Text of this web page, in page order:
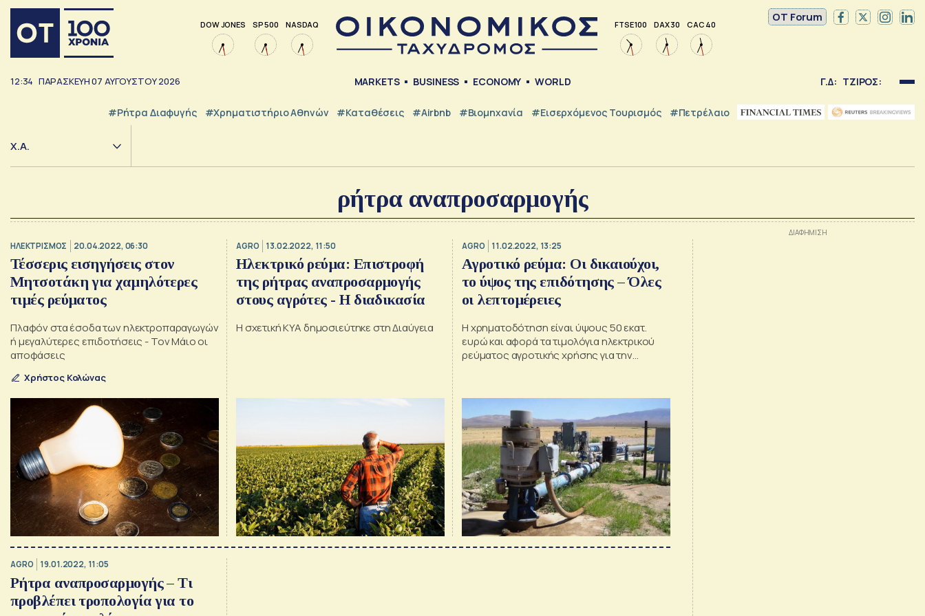
DOW JONES SP 500 NASDAQ FTSE 100 DAX 30 CAC 40
OT Forum
12:34 ΠΑΡΑΣΚΕΥΗ07 ΑΥΓΟΥΣΤΟΥ2026 MARKETS BUSINESS ECONOMY WORLD Γ.Δ: ΤΖΙΡΟΣ:
#ρήτρα Διαφυγής #Χρηματιστήριο Αθηνών #Καταθέσεις #Airbnb #Βιομηχανία #εισερχόμενος Τουρισμός #Πετρέλαιο
Χ.Α.
ρήτρα αναπροσαρμογής
ΗΛΕΚΤΡΙΣΜΟΣ 20.04.2022, 06:30
Τέσσερις εισηγήσεις στον
Μητσοτάκη για χαμηλότερες
τιμές ρεύματος
Πλαφόν στα έσοδα των ηλεκτροπαραγωγών
ή μεγαλύτερες επιδοτήσεις - Τον Μάιο οι
αποφάσεις
Χρήστος Κολώνας
AGRO 13.02.2022, 11:50
Ηλεκτρικό ρεύμα: Επιστροφή
της ρήτρας αναπροσαρμογής
στους αγρότες - Η διαδικασία
Η σχετική ΚΥΑ δημοσιεύτηκε στη Διαύγεια
AGRO 11.02.2022, 13:25
Αγροτικό ρεύμα: Οι δικαιούχοι,
το ύψος της επιδότησης – Όλες
οι λεπτομέρειες
Η χρηματοδότηση είναι ύψους 50 εκατ.
ευρώ και αφορά τα τιμολόγια ηλεκτρικού
ρεύματος αγροτικής χρήσης για την
AGRO 19.01.2022, 11:05
Ρήτρα αναπροσαρμογής – Τι
προβλέπει τροπολογία για το